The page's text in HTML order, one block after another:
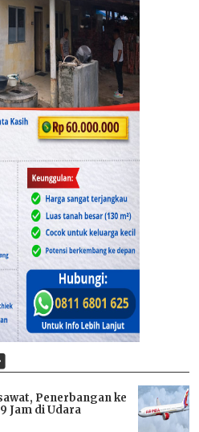
Penerbangan ke
Jam di Udara